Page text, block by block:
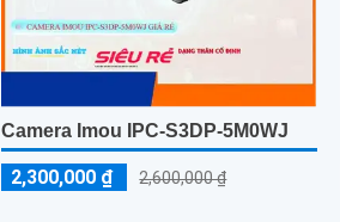
Camera Imou IPC-S3DP-5M0WJ
2,300,000 ₫ 2,600,000 ₫